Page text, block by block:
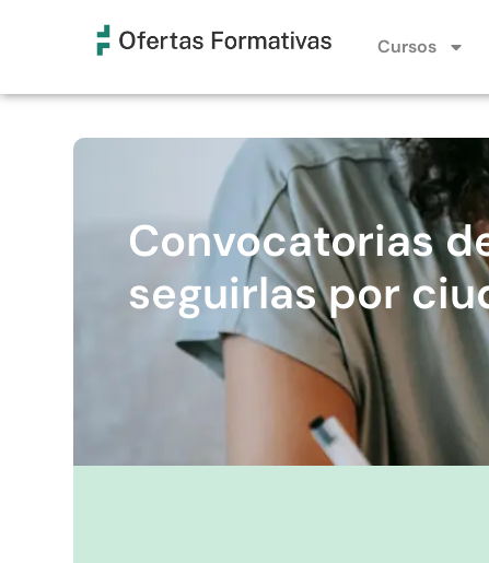
Cursos
Convocatorias
seguirlas por